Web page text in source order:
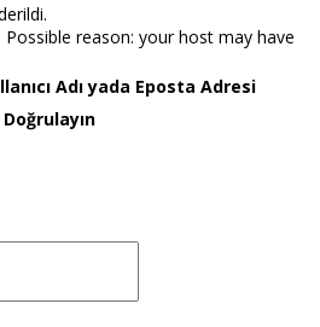
reason: your host may have
Adı yada Eposta Adresi